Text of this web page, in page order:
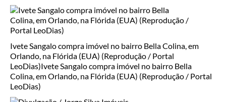
Ivete Sangalo compra imóvel no bairro Bella Colina, em
Orlando, na Flórida (EUA) (Reprodução / Portal
LeoDias)Ivete Sangalo compra imóvel no bairro Bella
Colina, em Orlando, na Flórida (EUA) (Reprodução / Portal
LeoDias)